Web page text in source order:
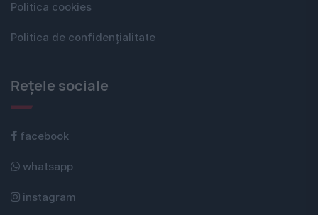
Politica cookies
Politica de confidențialitate
Rețele sociale
facebook
whatsapp
instagram